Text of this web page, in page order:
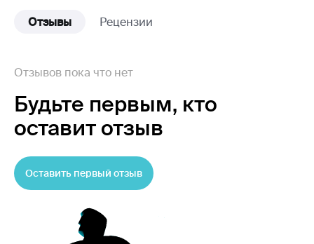
Отзывы Рецензии
Отзывов пока что нет
Будьте первым, кто
оставит отзыв
Оставить первый отзыв